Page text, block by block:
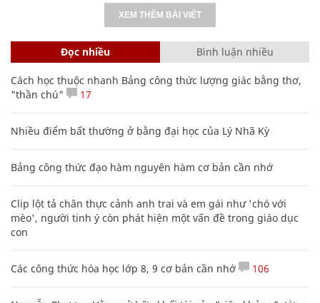
XEM THÊM BÀI VIẾT
Đọc nhiều Bình luận nhiều
Cách học thuộc nhanh Bảng công thức lượng giác bằng thơ,
"thần chú"
17
Nhiều điểm bất thường ở bằng đại học của Lý Nhã Kỳ
Bảng công thức đạo hàm nguyên hàm cơ bản cần nhớ
Clip lột tả chân thực cảnh anh trai và em gái như 'chó với
mèo', người tinh ý còn phát hiện một vấn đề trong giáo dục
con
Các công thức hóa học lớp 8, 9 cơ bản cần nhớ 106